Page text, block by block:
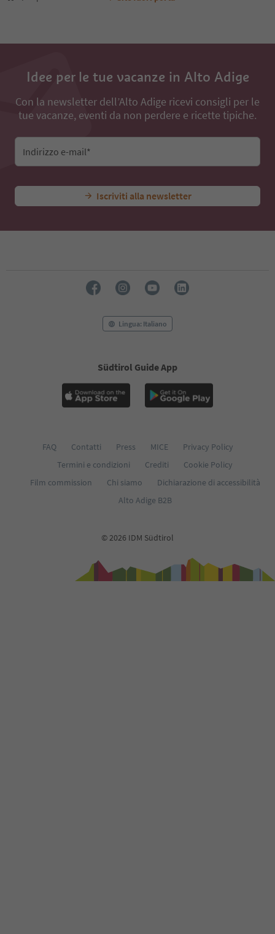
Idee per le tue vacanze in Alto Adige
Con la newsletter dell’Alto Adige ricevi consigli per le
tue vacanze, eventi da non perdere e ricette tipiche.
Indirizzo e-mail*
Iscriviti alla newsletter
Lingua: Italiano
Südtirol Guide App
FAQ Contatti Press MICE
Privacy Policy
Termini e condizioni
Crediti
Cookie Policy
Film commission
Chi siamo
Dichiarazione di accessibilità
Alto Adige B2B
© 2026 IDM Südtirol